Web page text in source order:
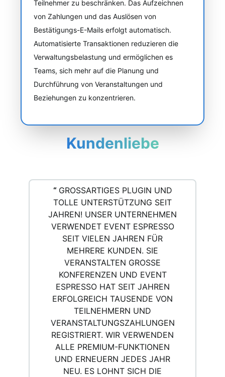
Teilnehmer zu beschränken. Das Aufzeichnen
von Zahlungen und das Auslösen von
Bestätigungs-E-Mails erfolgt automatisch.
Automatisierte Transaktionen reduzieren die
Verwaltungsbelastung und ermöglichen es
Teams, sich mehr auf die Planung und
Durchführung von Veranstaltungen und
Beziehungen zu konzentrieren.
Kundenliebe
“ GROSSARTIGES PLUGIN UND T
OLLE UNTERSTÜTZUNG SEIT J
AHREN! UNSER UNTERNEHMEN V
ERWENDET EVENT ESPRESSO S
EIT VIELEN JAHREN FÜR M
EHRERE KUNDEN. SIE V
ERANSTALTEN GROSSE KO
NFERENZEN UND EVENT ES
PRESSO HAT SEIT JAHREN ER
FOLGREICH TAUSENDE VON TE
ILNEHMERN UND VE
RANSTALTUNGSZAHLUNGEN RE
GISTRIERT. WIR VERWENDEN AL
LE PREMIUM-FUNKTIONEN UN
D ERNEUERN JEDES JAHR NE
U. ES LOHNT SICH DIE IN